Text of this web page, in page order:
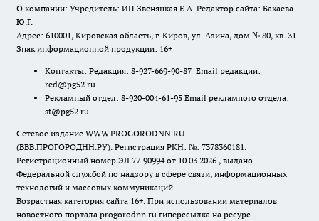
О компании: Учредитель: ИП Звеняцкая Е.А. Редактор сайта: Бакаева
Ю.Г.
Адрес: 610001, Кировская область, г. Киров, ул. Азина, дом № 80, кв. 31
Знак информационной продукции: 16+
Контакты: Редакция: 8-927-669-90-87 Email редакции:
red@pg52.ru
Рекламный отдел: 8-920-004-61-95 Email рекламного отдела:
st@pg52.ru
Сетевое издание WWW.PROGORODNN.RU
(ВВВ.ПРОГОРОДНН.РУ). Регистрация РКН: №: 7378360181.
Регистрационный номер ЭЛ 77-90994 от 10.03.2026., выдано
Федеральной службой по надзору в сфере связи, информационных
технологий и массовых коммуникаций.
Возрастная категория сайта 16+. При использовании материалов
новостного портала progorodnn.ru гиперссылка на ресурс